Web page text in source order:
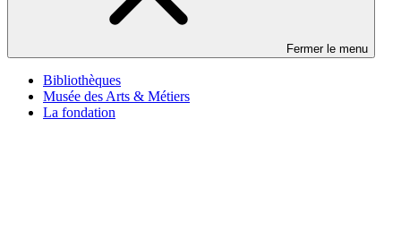
Fermer le menu
Bibliothèques
Musée des Arts & Métiers
La fondation